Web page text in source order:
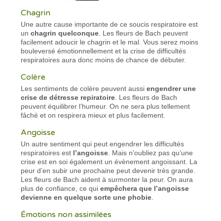
Chagrin
Une autre cause importante de ce soucis respiratoire est
unchagrin quelconque . Les fleurs de Bach peuvent
facilement adoucir le chagrin et le mal. Vous serez moins
bouleversé émotionnellement et la crise de difficultés
respiratoires aura donc moins de chance de débuter.
Colère
Les sentiments de colère peuvent aussiengendrer une
crise de détresse repiratoire . Les fleurs de Bach
peuvent équilibrer l’humeur. On ne sera plus tellement
fâché et on respirera mieux et plus facilement.
Angoisse
Un autre sentiment qui peut engendrer les difficultés
respiratoires est l’angoisse . Mais n’oubliez pas qu’une
crise est en soi également un évènement angoissant. La
peur d’en subir une prochaine peut devenir très grande.
Les fleurs de Bach aident à surmonter la peur. On aura
plus de confiance, ce quiempêchera que l’angoisse
devienne en quelque sorte une phobie
Émotions non assimilées